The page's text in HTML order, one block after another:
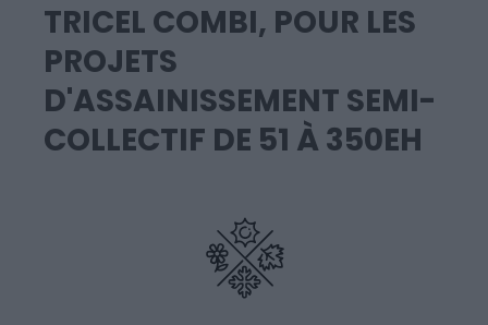
TRICEL COMBI, POUR LES
PROJETS
D'ASSAINISSEMENT SEMI-
COLLECTIF DE 51 À 350EH